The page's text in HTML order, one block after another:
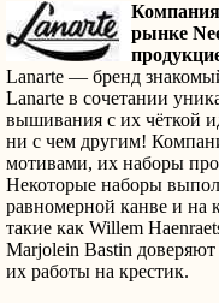
рынке
Lanarte — бренд
Lanarte в сочетании
вышивания с их чёткой
ни с чем другим!
мотивами, их наборы
Некоторые наборы
равномерной канве и на
такие как Willem
Marjolein Bastin
их работы на крестик.